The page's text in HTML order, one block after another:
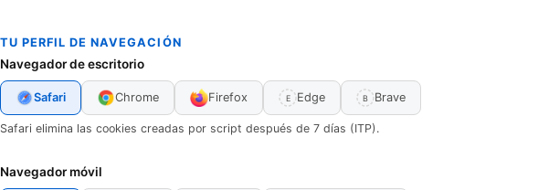
TU PERFIL DE NAVEGACIÓN
Navegador de escritorio
Safari Chrome Firefox E Edge B Brave
Safari elimina las cookies creadas por script después de 7 días (ITP).
Navegador móvil